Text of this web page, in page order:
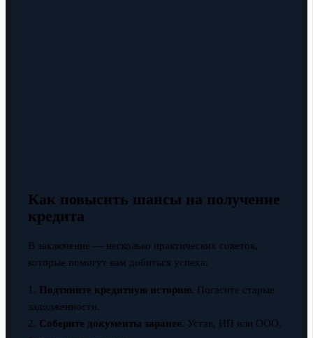
Как повысить шансы на получение
кредита
В заключение — несколько практических советов,
которые помогут вам добиться успеха:
1. Подтяните кредитную историю. Погасите старые
задолженности.
2. Соберите документы заранее. Устав, ИП или ООО,